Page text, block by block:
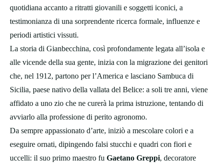
quotidiana accanto a ritratti giovanili e soggetti iconici, a
testimonianza di una sorprendente ricerca formale, influenze e
periodi artistici vissuti.
La storia di Gianbecchina, così profondamente legata all’isola e
alle vicende della sua gente, inizia con la migrazione dei genitori
che, nel 1912, partono per l’America e lasciano Sambuca di
Sicilia, paese nativo della vallata del Belice: a soli tre anni, viene
affidato a uno zio che ne curerà la prima istruzione, tentando di
avviarlo alla professione di perito agronomo.
Da sempre appassionato d’arte, iniziò a mescolare colori e a
eseguire ornati, dipingendo falsi stucchi e quadri con fiori e
uccelli: il suo primo maestro fu Gaetano Greppi, decoratore